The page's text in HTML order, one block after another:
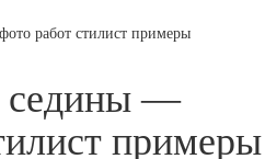
работ стилист примеры
седины —
примеры